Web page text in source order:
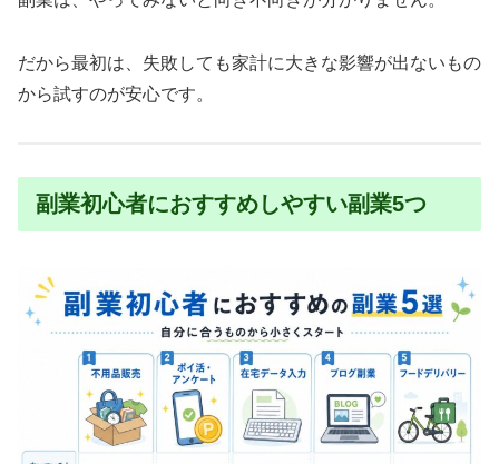
だから最初は、失敗しても家計に大きな影響が出ないもの
から試すのが安心です。
副業初心者におすすめしやすい副業5つ